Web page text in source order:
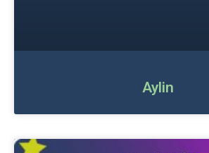
Aylin